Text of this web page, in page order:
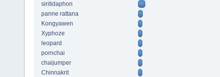
siritidaphon
panne rattana
Kongyawen
Xyphoze
leopard
pornchai
chaijumper
Chinnakrit